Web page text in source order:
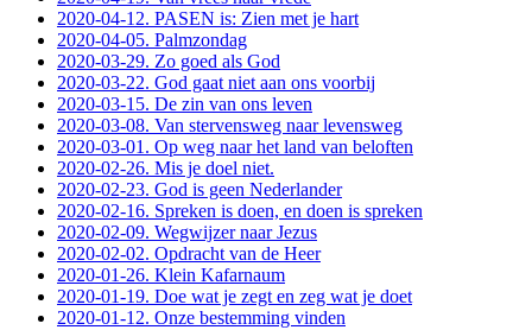
2020-04-12. PASEN is: Zien met je hart
2020-04-05. Palmzondag
2020-03-29. Zo goed als God
2020-03-22. God gaat niet aan ons voorbij
2020-03-15. De zin van ons leven
2020-03-08. Van stervensweg naar levensweg
2020-03-01. Op weg naar het land van beloften
2020-02-26. Mis je doel niet.
2020-02-23. God is geen Nederlander
2020-02-16. Spreken is doen, en doen is spreken
2020-02-09. Wegwijzer naar Jezus
2020-02-02. Opdracht van de Heer
2020-01-26. Klein Kafarnaum
2020-01-19. Doe wat je zegt en zeg wat je doet
2020-01-12. Onze bestemming vinden